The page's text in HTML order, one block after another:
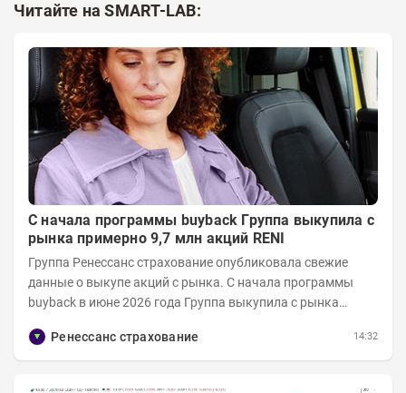
Читайте на SMART-LAB:
С начала программы buyback Группа выкупила с
рынка примерно 9,7 млн акций RENI
Группа Ренессанс страхование опубликовала свежие
данные о выкупе акций с рынка. C начала программы
buyback в июне 2026 года Группа выкупила с рынка
Ренессанс страхование
14:32